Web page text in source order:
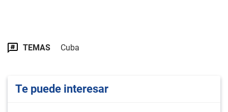
TEMAS Cuba
Te puede interesar